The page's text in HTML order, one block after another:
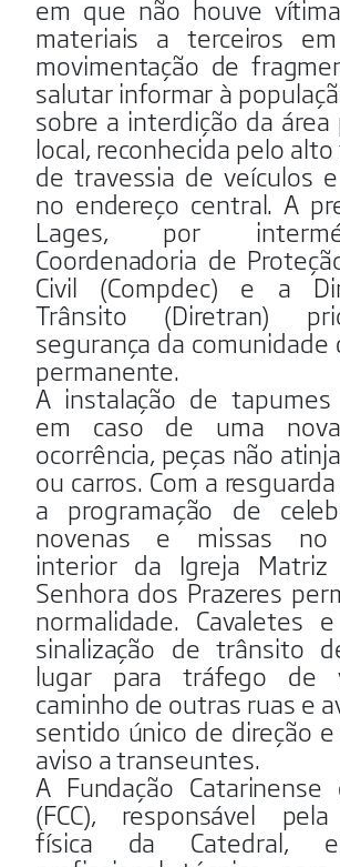
em que não houve
materiais a terceiros
movimentação de
salutar informar à
sobre a interdição da área
local, reconhecida pelo
de travessia de veículos
no endereço central. A
Lages, por
Coordenadoria de
Civil (Compdec) e a
Trânsito (Diretran)
segurança da comunidade
permanente.
A instalação de
em caso de uma
ocorrência, peças não
ou carros. Com a
a programação de
novenas e missas no
interior da Igreja Matriz
Senhora dos Prazeres
normalidade. Cavaletes
sinalização de trânsito
lugar para tráfego de
caminho de outras ruas e
sentido único de direção
aviso a transeuntes.
A Fundação Catarinense
(FCC), responsável
física da Catedral,